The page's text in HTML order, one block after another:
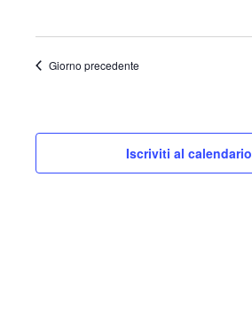
Giorno precedente
Iscriviti al calendario